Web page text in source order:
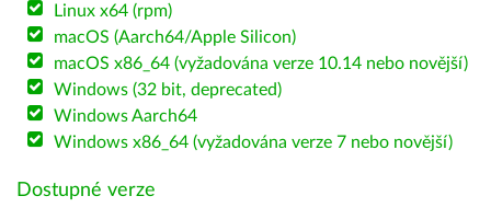
Linux x64 (rpm)
macOS (Aarch64/Apple Silicon)
macOS x86_64 (vyžadována verze 10.14 nebo novější)
Windows (32 bit, deprecated)
Windows Aarch64
Windows x86_64 (vyžadována verze 7 nebo novější)
Dostupné verze